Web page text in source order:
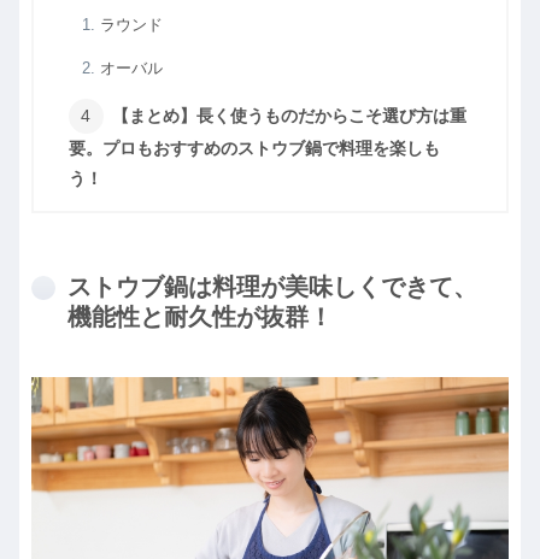
ラウンド
オーバル
【まとめ】長く使うものだからこそ選び方は重
要。プロもおすすめのストウブ鍋で料理を楽しも
う！
ストウブ鍋は料理が美味しくできて、
機能性と耐久性が抜群！